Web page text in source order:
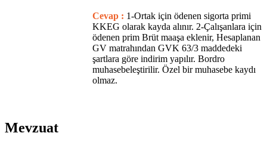
Cevap : 1-Ortak için ödenen sigorta primi
KKEG olarak kayda alınır. 2-Çalışanlara için
ödenen prim Brüt maaşa eklenir, Hesaplanan
GV matrahından GVK 63/3 maddedeki
şartlara göre indirim yapılır. Bordro
muhasebeleştirilir. Özel bir muhasebe kaydı
olmaz.
Mevzuat